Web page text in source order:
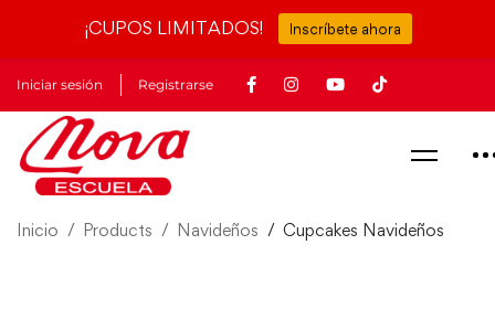
Iniciar sesión Registrarse
Inicio Products Navideños Cupcakes Navideños
¡CUPOS LIMITADOS! Inscríbete ahora